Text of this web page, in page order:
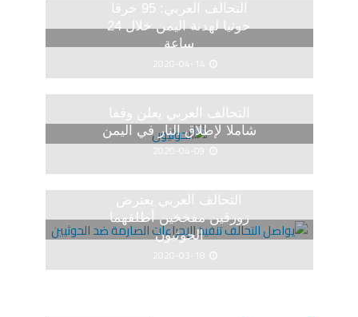
التحالف العربي: 95 خرقا
حوثيا لهدنة اليمن خلال 24
ساعة
2020-04-14
التحالف العربي يعلن وقفا
شاملا لإطلاق النار في اليمن
2020-04-09
التحالف العربي يعترض
زورقين مفخخين أطلقهما
الحوثيون
2020-03-18